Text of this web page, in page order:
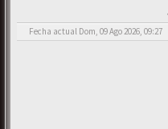
Fecha actual Dom, 09 Ago 2026, 09:27